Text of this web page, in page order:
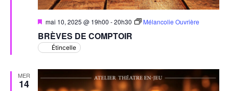
BRÈVES DE COMPTOIR
Mis
avant
mai 10, 2025 @ 19h00 -20h30 Mélancolie Ouvrière
Étincelle
MER
14